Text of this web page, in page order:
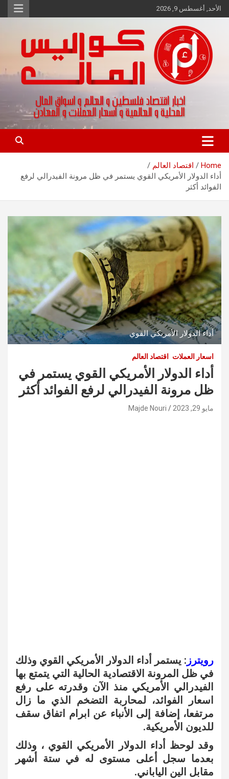
Skip
to
الأحد, أغسطس 9, 2026
كواليس المال
اخبار اقتصاد فلسطين و العالم و تقارير اسواق المال و العملات
Home
اقتصاد العالم
أداء الدولار الأمريكي القوي يستمر في ظل مرونة الفيدرالي لرفع
الفوائد أكثر
أداء الدولار الأمريكي القوي
اسعار العملات اقتصاد العالم
أداء الدولار الأمريكي القوي يستمر في
ظل مرونة الفيدرالي لرفع الفوائد أكثر
مايو 29, 2023 Majde Nouri
رويترز : يستمر أداء الدولار الأمريكي القوي وذلك
في ظل المرونة الاقتصادية الحالية التي يتمتع بها
الفيدرالي الأمريكي منذ الآن وقدرته على رفع
اسعار الفوائد، لمحاربة التضخم الذي ما زال
مرتفعا، إضافة إلى الأنباء عن ابرام اتفاق سقف
للديون الأمريكية.
وقد لوحظ أداء الدولار الأمريكي القوي ، وذلك
بعدما سجل أعلى مستوى له في ستة أشهر
مقابل الين الياباني.